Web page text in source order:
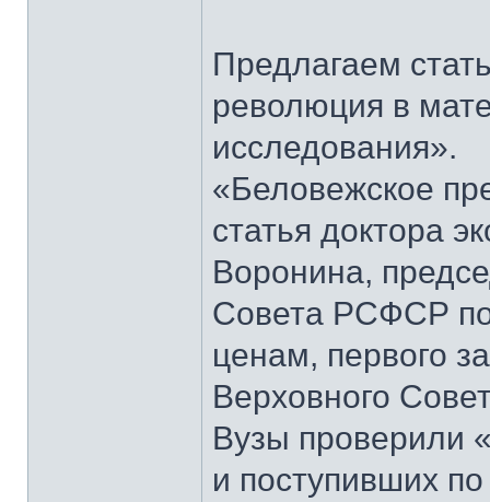
Предлагаем
революция в
исследования».
«Беловежское
статья доктора
Воронина,
Совета РСФСР
ценам, первого
Верховного
Вузы проверили
и поступивших